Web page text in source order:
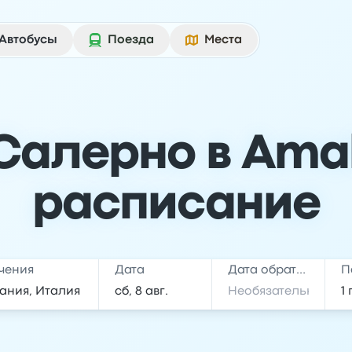
Поезда Места
в
расписание
Дата Дата обратной поездки